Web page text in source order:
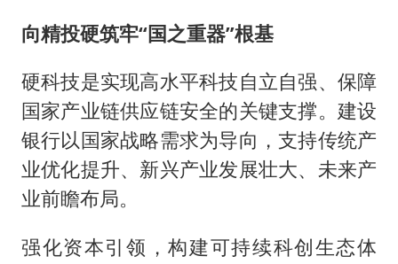
向精投硬筑牢“国之重器”根基
硬科技是实现高水平科技自立自强、保障
国家产业链供应链安全的关键支撑。建设
银行以国家战略需求为导向，支持传统产
业优化提升、新兴产业发展壮大、未来产
业前瞻布局。
强化资本引领，构建可持续科创生态体